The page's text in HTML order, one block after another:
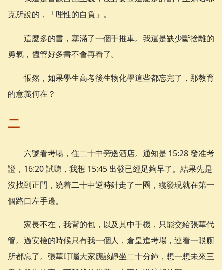
克所說的，「理性的自負」。
這麼多的書，塞滿了一個手推車。我還是缺少斷捨離的
勇氣，儘管好多書不會再看了。
悵然，如果學生高考後生物化學這些都忘完了，那教育
的意義何在？
二
六號看考場，住二十中旁邊酒店。通知是 15:28 發准考
證，16:20 試聽，我想 15:45 出發已經足夠早了。結果先是
沒找到正門，繞着二十中逆時針走了一圈，纔發現就在第一
個路口左手邊。
家長不在，我背的包，以及其中手機，只能交給張華代
管。過安檢的時候只有我一個人，倉皇進考場，連看一眼廁
所都忘了。張華叮囑大家應該靜坐二十分鐘，想一想未來三